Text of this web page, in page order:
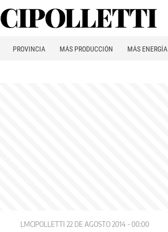
PROVINCIA MÁS PRODUCCIÓN MÁS ENERGÍA
LMCIPOLLETTI 22 DE AGOSTO 2014 - 00:00